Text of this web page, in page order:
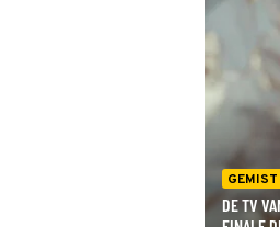
GEMIST
DE TV